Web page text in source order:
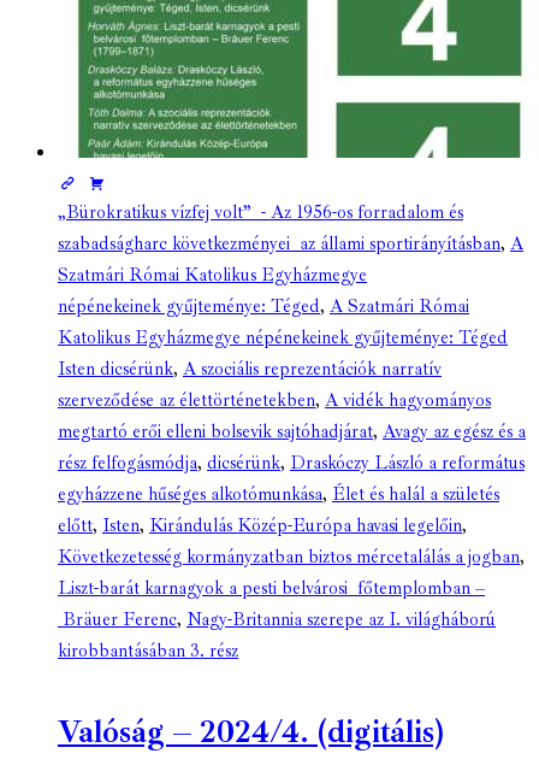
„Bürokratikus vízfej volt” - Az 1956-os forradalom és
szabadságharc következményei az állami sportirányításban, A
Szatmári Római Katolikus Egyházmegye
népénekeinek gyűjteménye: Téged, A Szatmári Római
Katolikus Egyházmegye népénekeinek gyűjteménye: Téged
Isten dicsérünk, A szociális reprezentációk narratív
szerveződése az élettörténetekben, A vidék hagyományos
megtartó erői elleni bolsevik sajtóhadjárat, Avagy az egész és a
rész felfogásmódja, dicsérünk, Draskóczy László a református
egyházzene hűséges alkotómunkása, Élet és halál a születés
előtt, Isten, Kirándulás Közép-Európa havasi legelőin,
Következetesség kormányzatban biztos mércetalálás a jogban,
Liszt-barát karnagyok a pesti belvárosi főtemplomban –
Bräuer Ferenc, Nagy-Britannia szerepe az I. világháború
kirobbantásában 3. rész
Valóság – 2024/4. (digitális)